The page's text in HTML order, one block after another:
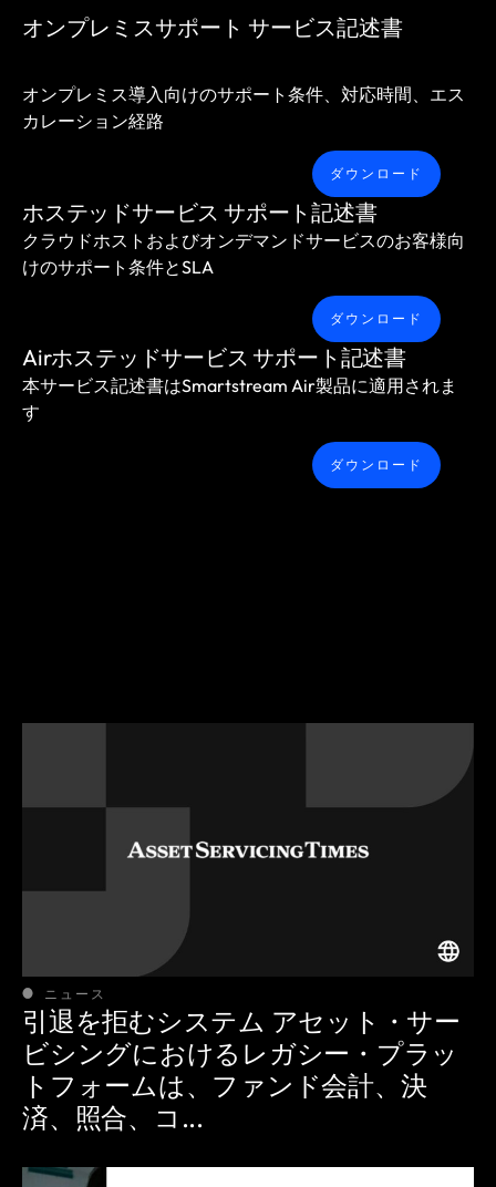
オンプレミスサポート サービス記述書
オンプレミス導入向けのサポート条件、対応時間、エス
カレーション経路
ダウンロード
ホステッドサービス サポート記述書
クラウドホストおよびオンデマンドサービスのお客様向
けのサポート条件とSLA
ダウンロード
Airホステッドサービス サポート記述書
本サービス記述書はSmartstream Air製品に適用されま
す
ダウンロード
ニュース
引退を拒むシステム アセット・サー
ビシングにおけるレガシー・プラッ
トフォームは、ファンド会計、決
済、照合、コ...